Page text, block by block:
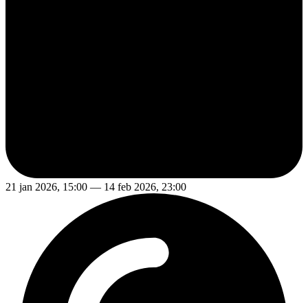
21 jan 2026, 15:00 — 14 feb 2026, 23:00